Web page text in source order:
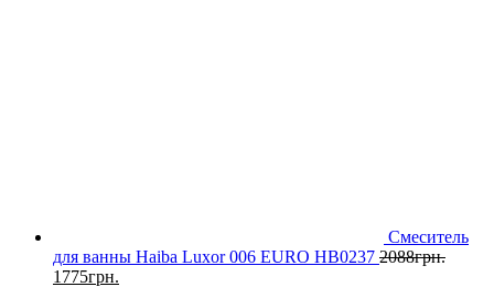
Смеситель
для ванны Haiba Luxor 006 EURO HB0237 2088грн.
1775грн.